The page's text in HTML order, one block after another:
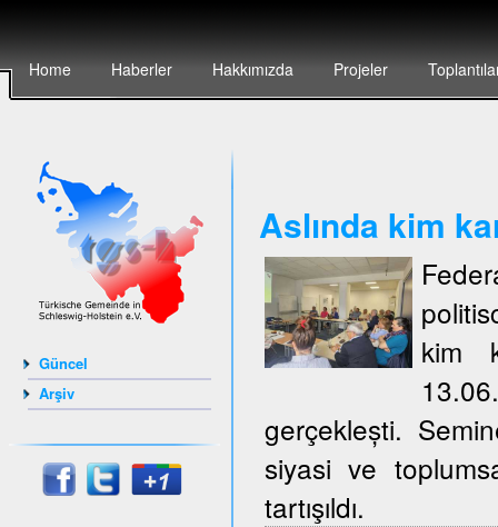
Home Haberler Hakkımızda Projeler
Güncel
Arşiv
Aslında kim
kim
gerçeklești.
siyasi ve
tartışıldı.